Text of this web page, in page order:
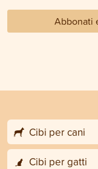
Abbonati
Cibi per cani
Cibi per gatti